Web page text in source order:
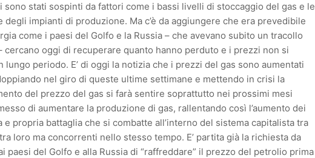
sono stati sospinti da fattori come i bassi livelli di stoccaggio del gas e le
impianti di produzione. Ma c’è da aggiungere che era prevedibile
come i paesi del Golfo e la Russia – che avevano subito un tracollo
cercano oggi di recuperare quanto hanno perduto e i prezzi non si
lungo periodo. E’ di oggi la notizia che i prezzi del gas sono aumentati
nel giro di queste ultime settimane e mettendo in crisi la
del prezzo del gas si farà sentire soprattutto nei prossimi mesi
di aumentare la produzione di gas, rallentando così l’aumento dei
e propria battaglia che si combatte all’interno del sistema capitalista tra
loro ma concorrenti nello stesso tempo. E’ partita già la richiesta da
paesi del Golfo e alla Russia di “raffreddare” il prezzo del petrolio prima